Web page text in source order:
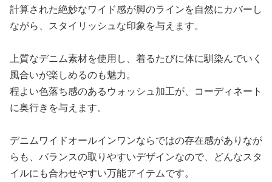
計算された絶妙なワイド感が脚のラインを自然にカバーし
ながら、スタイリッシュな印象を与えます。
上質なデニム素材を使用し、着るたびに体に馴染んでいく
風合いが楽しめるのも魅力。
程よい色落ち感のあるウォッシュ加工が、コーディネート
に奥行きを与えます。
デニムワイドオールインワンならではの存在感がありなが
らも、バランスの取りやすいデザインなので、どんなスタ
イルにも合わせやすい万能アイテムです。